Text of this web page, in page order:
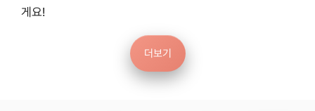
게요!
더보기